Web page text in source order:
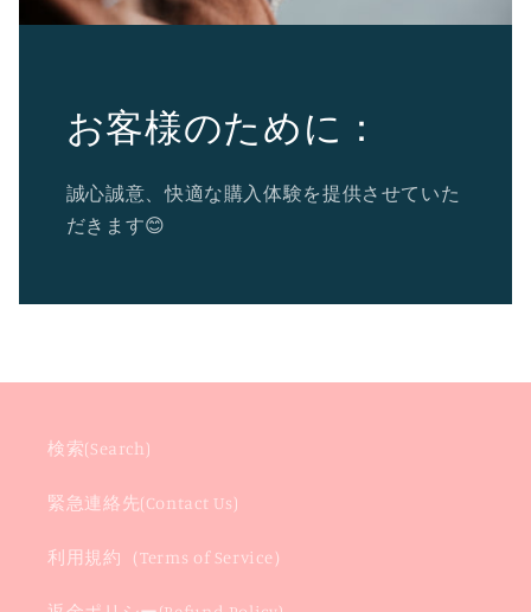
お客様のために：
誠心誠意、快適な購入体験を提供させていた
だきます😊
検索(Search)
緊急連絡先(Contact Us)
利用規約（Terms of Service）